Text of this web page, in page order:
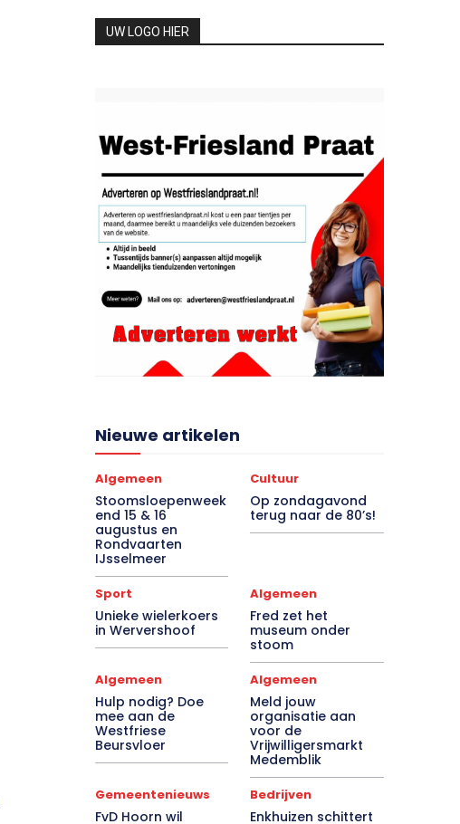
UW LOGO HIER
Nieuwe artikelen
Algemeen
Stoomsloepenweek
end 15 & 16
augustus en
Rondvaarten
IJsselmeer
Cultuur
Op zondagavond
terug naar de 80’s!
Sport
Unieke wielerkoers
in Wervershoof
Algemeen
Fred zet het
museum onder
stoom
Algemeen
Hulp nodig? Doe
mee aan de
Westfriese
Beursvloer
Algemeen
Meld jouw
organisatie aan
voor de
Vrijwilligersmarkt
Medemblik
Gemeentenieuws
FvD Hoorn wil
Bedrijven
Enkhuizen schittert